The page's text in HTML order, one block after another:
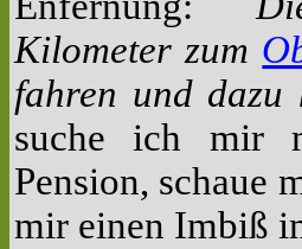
Kilometer zum
fahren und dazu
suche ich mir
Pension, schaue
mir einen Imbiß